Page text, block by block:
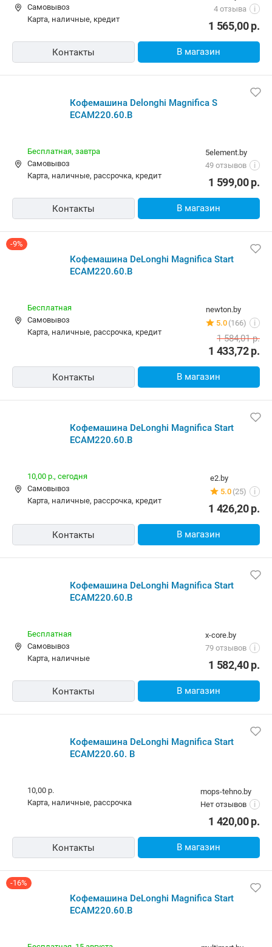
4 отзыва
i
Самовывоз
карта, наличные, кредит
1 565,00р.
Контакты В магазин
Кофемашина Delonghi Magnifica S
ECAM220.60.B
5element.by
49 отзывов
i
Бесплатная, завтра
Самовывоз
карта, наличные, рассрочка, кредит
1 599,00р.
Контакты В магазин
-9%
Кофемашина DeLonghi Magnifica Start
ECAM220.60.B
newton.by
5.0 (166) i
Бесплатная
Самовывоз
карта, наличные, рассрочка, кредит
1 433,72р.
1 584,01р.
Контакты В магазин
Кофемашина DeLonghi Magnifica Start
ECAM220.60.B
e2.by
5.0 (25) i
10,00 р., сегодня
Самовывоз
карта, наличные, рассрочка, кредит
1 426,20р.
Контакты В магазин
Кофемашина DeLonghi Magnifica Start
ECAM220.60.B
x-core.by
79 отзывов
i
Бесплатная
Самовывоз
карта, наличные
1 582,40р.
Контакты В магазин
Кофемашина DeLonghi Magnifica Start
ECAM220.60. B
mops-tehno.by
Нет отзывов
i
10,00 р.
карта, наличные, рассрочка
1 420,00р.
Контакты В магазин
-16%
Кофемашина DeLonghi Magnifica Start
ECAM220.60.B